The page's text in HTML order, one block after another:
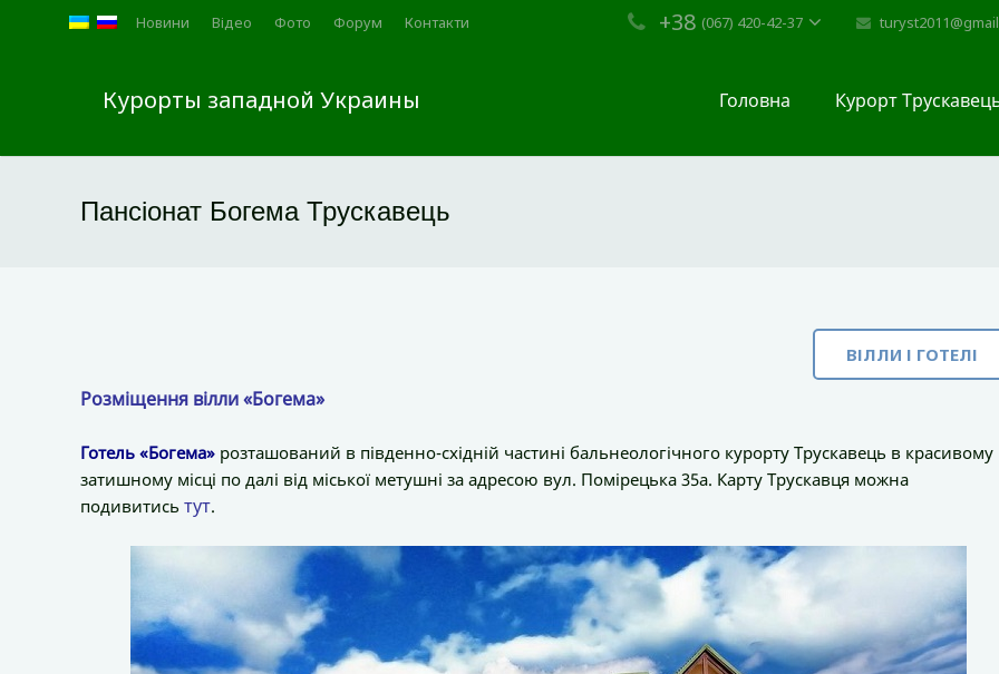
Новини Відео Фото Форум Контакти +38 (067) 420-42-37
Курорты западной Украины Головна Курорт
Пансіонат Богема Трускавець
ВІЛЛИ І ГОТЕЛІ
Розміщення вілли «Богема»
Готель «Богема» розташований в південно-східній частині бальнеологічного курорту Трускавець в красивому
затишному місці по далі від міської метушні за адресою вул. Помірецька 35а. Карту Трускавця можна
подивитись тут.